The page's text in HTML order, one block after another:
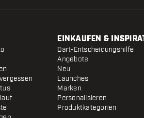
EINKAUFEN &
Dart-Entscheidungshilfe
Angebote
Neu
Launches
Marken
Personalisieren
Produktkategorien